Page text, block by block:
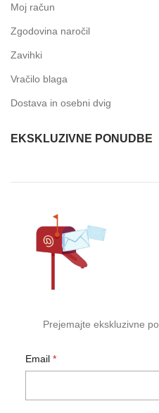
Moj račun
Zgodovina naročil
Zavihki
Vračilo blaga
Dostava in osebni dvig
EKSKLUZIVNE PONUDBE
Prejemajte ekskluzivne
Email